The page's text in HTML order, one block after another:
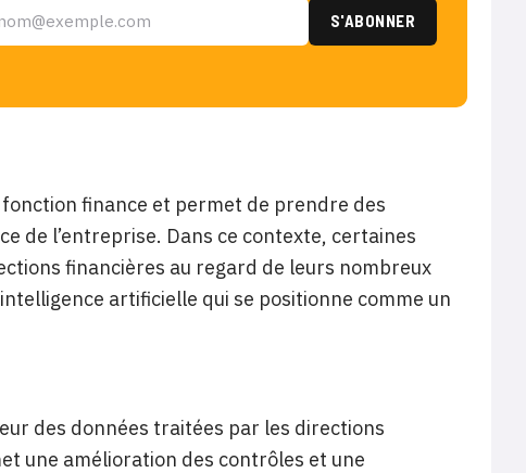
fonction finance et permet de prendre des
de l’entreprise. Dans ce contexte, certaines
financières au regard de leurs nombreux
artificielle qui se positionne comme un
des données traitées par les directions
une amélioration des contrôles et une